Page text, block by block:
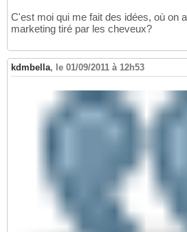
C'est moi qui me fait des idées, où on
marketing tiré par les cheveux?
kdmbella, le 01/09/2011 à 12h53